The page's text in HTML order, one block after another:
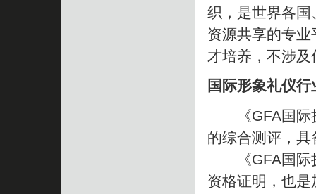
织，是世界各
资源共享的专
才培养，不涉
国际形象礼仪行
《GFA国际执
的综合测评，
《GFA国际执
资格证明，也